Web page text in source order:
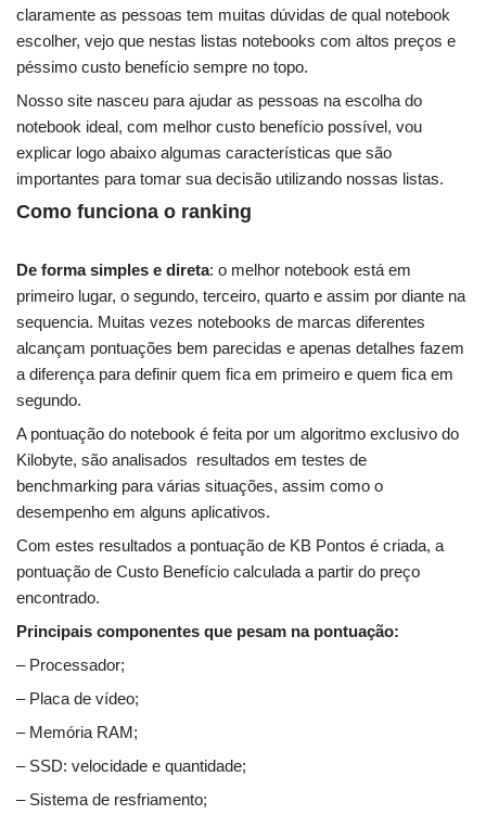
claramente as pessoas tem muitas dúvidas de qual notebook
escolher, vejo que nestas listas notebooks com altos preços e
péssimo custo benefício sempre no topo.
Nosso site nasceu para ajudar as pessoas na escolha do
notebook ideal, com melhor custo benefício possível, vou
explicar logo abaixo algumas características que são
importantes para tomar sua decisão utilizando nossas listas.
Como funciona o ranking
De forma simples e direta: o melhor notebook está em
primeiro lugar, o segundo, terceiro, quarto e assim por diante na
sequencia. Muitas vezes notebooks de marcas diferentes
alcançam pontuações bem parecidas e apenas detalhes fazem
a diferença para definir quem fica em primeiro e quem fica em
segundo.
A pontuação do notebook é feita por um algoritmo exclusivo do
Kilobyte, são analisados resultados em testes de
benchmarking para várias situações, assim como o
desempenho em alguns aplicativos.
Com estes resultados a pontuação de KB Pontos é criada, a
pontuação de Custo Benefício calculada a partir do preço
encontrado.
Principais componentes que pesam na pontuação:
– Processador;
– Placa de vídeo;
– Memória RAM;
– SSD: velocidade e quantidade;
– Sistema de resfriamento;